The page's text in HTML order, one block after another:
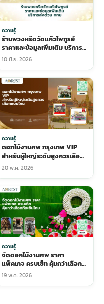
ความรู้
ร้านพวงหรีดวัดแก้วไพฑูรย์
ราคาและข้อมูลเพิ่มเติม บริการ
ส่งด่วน กทม
10 มิ.ย. 2026
ความรู้
ดอกไม้งานศพ กรุงเทพ VIP
สำหรับผู้ใหญ่ระดับสูงควรเลือก
แบบไหน
20 พ.ค. 2026
ความรู้
จัดดอกไม้งานศพ ราคา
แพ็คเกจ ครบเซ็ท คุ้มกว่าเลือกที
ละชิ้นไหม
19 พ.ค. 2026